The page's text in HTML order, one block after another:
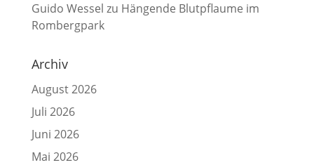
Guido Wessel zu Hängende Blutpflaume im
Rombergpark
Archiv
August 2026
Juli 2026
Juni 2026
Mai 2026